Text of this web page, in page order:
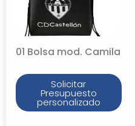
01 Bolsa mod. Camila
Solicitar
Presupuesto
personalizado